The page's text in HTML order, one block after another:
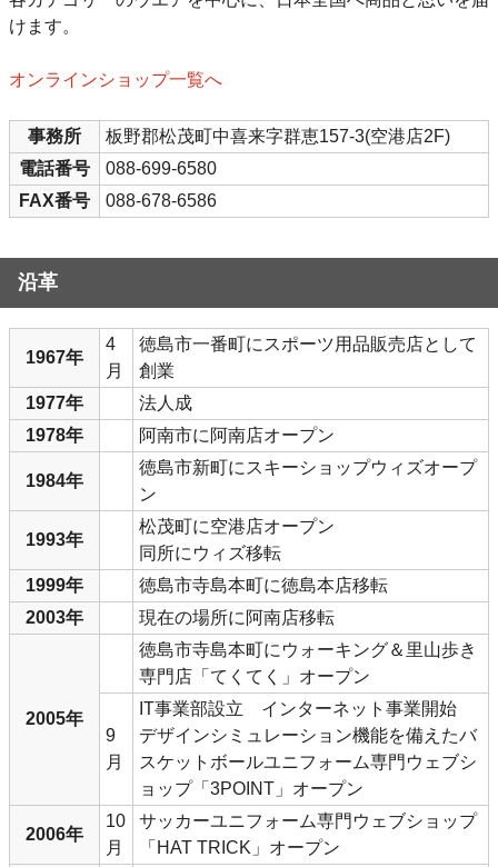
けます。
オンラインショップ一覧へ
事務所
板野郡松茂町中喜来字群恵157-3(空港店2F)
電話番号
088-699-6580
FAX番号
088-678-6586
沿革
1967年
4
月
徳島市一番町にスポーツ用品販売店として
創業
1977年
法人成
1978年
阿南市に阿南店オープン
1984年
徳島市新町にスキーショップウィズオープ
ン
1993年
松茂町に空港店オープン
同所にウィズ移転
1999年
徳島市寺島本町に徳島本店移転
2003年
現在の場所に阿南店移転
2005年
徳島市寺島本町にウォーキング＆里山歩き
専門店「てくてく」オープン
9
月
IT事業部設立 インターネット事業開始
デザインシミュレーション機能を備えたバ
スケットボールユニフォーム専門ウェブシ
ョップ「3POINT」オープン
2006年
10
月
サッカーユニフォーム専門ウェブショップ
「HAT TRICK」オープン